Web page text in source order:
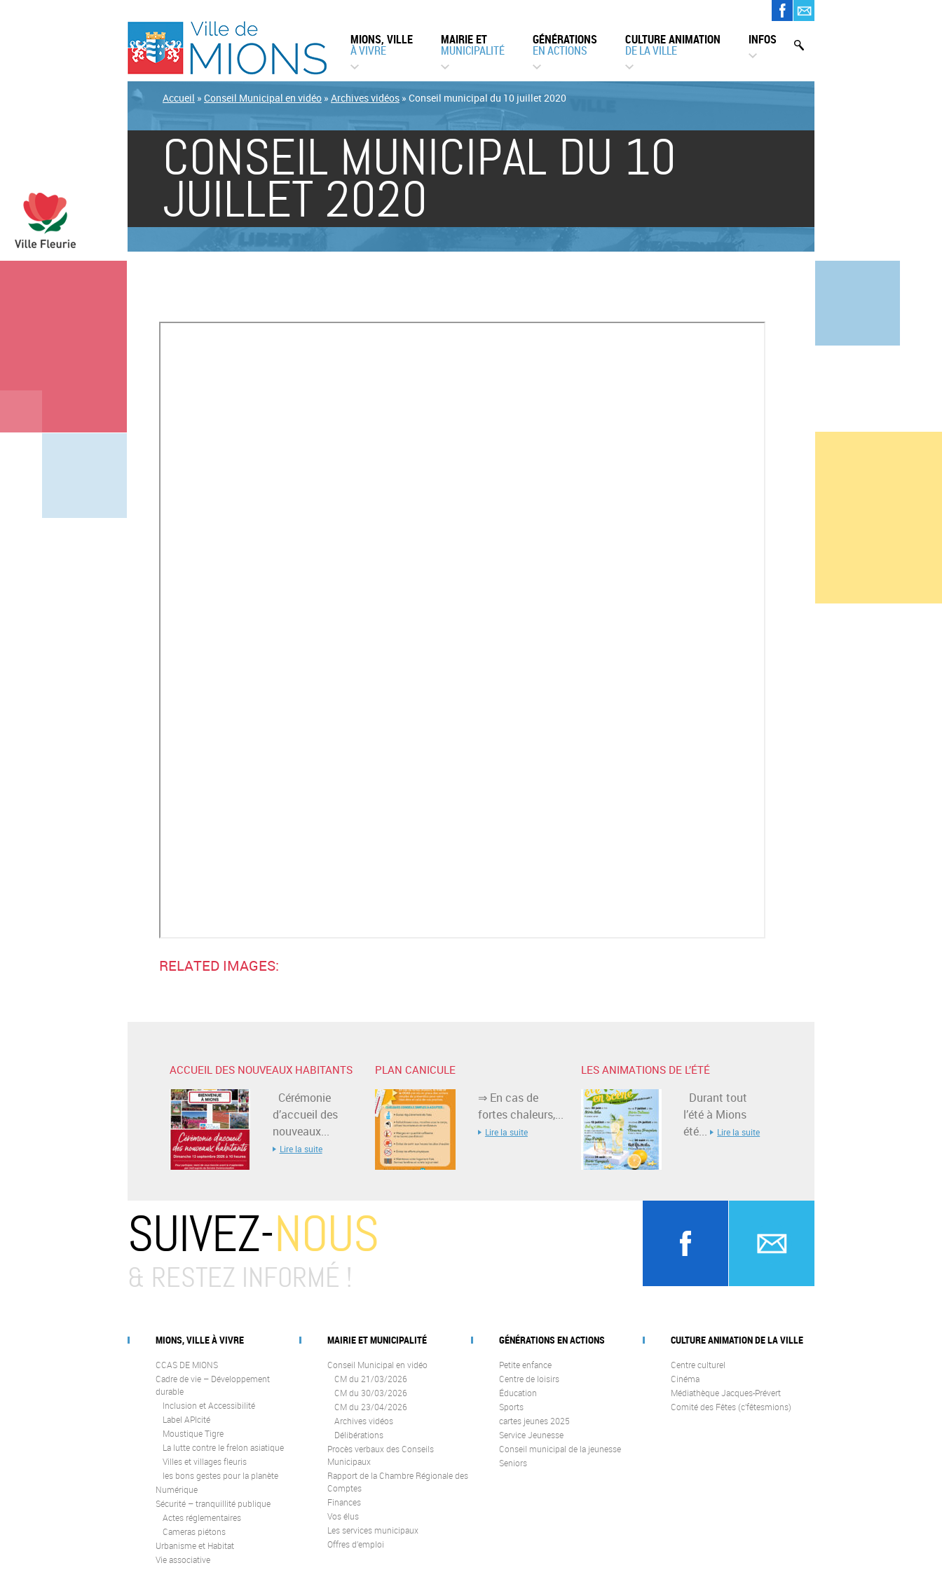
MIONS, VILLE
À VIVRE
MAIRIE ET
MUNICIPALITÉ
GÉNÉRATIONS
EN ACTIONS
CULTURE ANIMATION
DE LA VILLE
INFOS
Accueil » Conseil Municipal en vidéo » Archives vidéos » Conseil municipal du 10 juillet 2020
CONSEIL MUNICIPAL DU 10
JUILLET 2020
RELATED IMAGES:
ACCUEIL DES NOUVEAUX HABITANTS
Cérémonie
d’accueil des
nouveaux...
Lire la suite
PLAN CANICULE
⇒ En cas de
fortes chaleurs,...
Lire la suite
LES ANIMATIONS DE L’ÉTÉ
Durant tout
l’été à Mions
été...
Lire la suite
SUIVEZ-NOUS
& RESTEZ INFORMÉ !
MIONS, VILLE À VIVRE
CCAS DE MIONS
Cadre de vie – Développement
durable
Inclusion et Accessibilité
Label APIcité
Moustique Tigre
La lutte contre le frelon asiatique
Villes et villages fleuris
les bons gestes pour la planète
Numérique
Sécurité – tranquillité publique
Actes réglementaires
Cameras piétons
Urbanisme et Habitat
Vie associative
MAIRIE ET MUNICIPALITÉ
Conseil Municipal en vidéo
CM du 21/03/2026
CM du 30/03/2026
CM du 23/04/2026
Archives vidéos
Délibérations
Procès verbaux des Conseils
Municipaux
Rapport de la Chambre Régionale des
Comptes
Finances
Vos élus
Les services municipaux
Offres d’emploi
GÉNÉRATIONS EN ACTIONS
Petite enfance
Centre de loisirs
Éducation
Sports
cartes jeunes 2025
Service Jeunesse
Conseil municipal de la jeunesse
Seniors
CULTURE ANIMATION DE LA VILLE
Centre culturel
Cinéma
Médiathèque Jacques-Prévert
Comité des Fêtes (c’fêtesmions)